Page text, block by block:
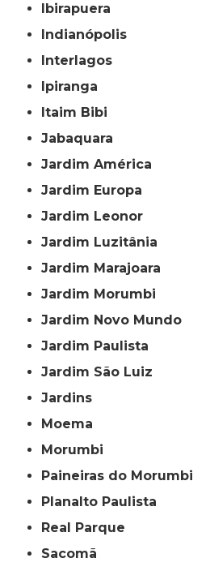
Ibirapuera
Indianópolis
Interlagos
Ipiranga
Itaim Bibi
Jabaquara
Jardim América
Jardim Europa
Jardim Leonor
Jardim Luzitânia
Jardim Marajoara
Jardim Morumbi
Jardim Novo Mundo
Jardim Paulista
Jardim São Luiz
Jardins
Moema
Morumbi
Paineiras do Morumbi
Planalto Paulista
Real Parque
Sacomã